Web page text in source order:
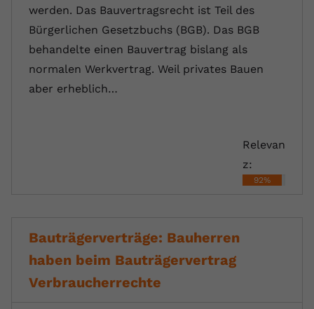
werden. Das Bauvertragsrecht ist Teil des
Bürgerlichen Gesetzbuchs (BGB). Das BGB
behandelte einen Bauvertrag bislang als
normalen Werkvertrag. Weil privates Bauen
aber erheblich…
Relevan
z:
92%
Bauträgerverträge: Bauherren
haben beim Bauträgervertrag
Verbraucherrechte